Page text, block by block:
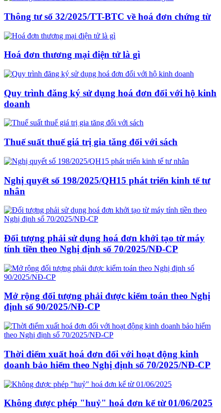
Thông tư số 32/2025/TT-BTC về hoá đơn chứng từ
Hoá đơn thương mại điện tử là gì
Quy trình đăng ký sử dụng hoá đơn đối với hộ kinh
doanh
Thuế suất thuế giá trị gia tăng đối với sách
Nghị quyết số 198/2025/QH15 phát triển kinh tế tư
nhân
Đối tượng phải sử dụng hoá đơn khởi tạo từ máy
tính tiền theo Nghị định số 70/2025/NĐ-CP
Mở rộng đối tượng phải được kiểm toán theo Nghị
định số 90/2025/NĐ-CP
Thời điểm xuất hoá đơn đối với hoạt động kinh
doanh bảo hiểm theo Nghị định số 70/2025/NĐ-CP
Không được phép "huỷ" hoá đơn kể từ 01/06/2025